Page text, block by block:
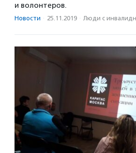
и волонтеров.
Новости · 25.11.2019 · Люди с